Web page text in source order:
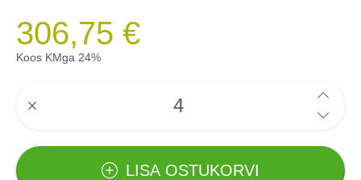
306,75 €
Koos KMga 24%
LISA OSTUKORVI